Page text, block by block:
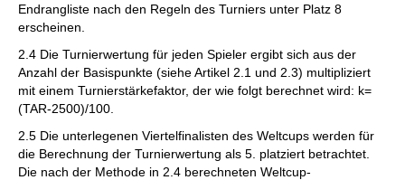
Endrangliste nach den Regeln des Turniers unter Platz 8
erscheinen.
2.4 Die Turnierwertung für jeden Spieler ergibt sich aus der
Anzahl der Basispunkte (siehe Artikel 2.1 und 2.3) multipliziert
mit einem Turnierstärkefaktor, der wie folgt berechnet wird: k=
(TAR-2500)/100.
2.5 Die unterlegenen Viertelfinalisten des Weltcups werden für
die Berechnung der Turnierwertung als 5. platziert betrachtet.
Die nach der Methode in 2.4 berechneten Weltcup-